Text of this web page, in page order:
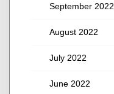
September 2022
August 2022
July 2022
June 2022